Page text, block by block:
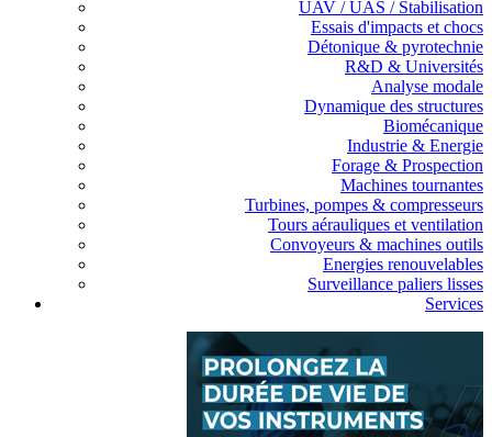
UAV / UAS / Stabilisation
Essais d'impacts et chocs
Détonique & pyrotechnie
R&D & Universités
Analyse modale
Dynamique des structures
Biomécanique
Industrie & Energie
Forage & Prospection
Machines tournantes
Turbines, pompes & compresseurs
Tours aérauliques et ventilation
Convoyeurs & machines outils
Energies renouvelables
Surveillance paliers lisses
Services